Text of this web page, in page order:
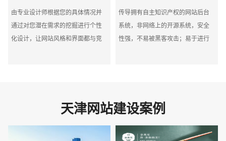
由专业设计师根据您的具体情况并
通过对您潜在需求的挖掘进行个性
化设计，让网站风格和界面都与竞
传导拥有自主知识产权的网站后台
系统，非网络上的开源系统，安全
性强，不易被黑客攻击；易于进行
天津网站建设案例